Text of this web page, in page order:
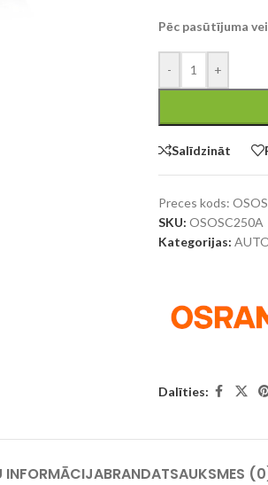
Pēc pasūtījuma
- +
Salīdzināt
Preces kods:
SKU: OSOSC250A
Kategorijas:
Dalīties:
INFORMĀCIJABRANDATSAUKSMES